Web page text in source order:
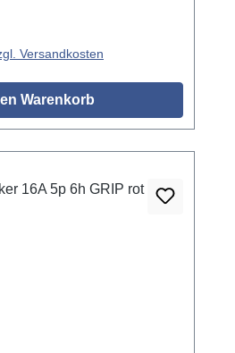
Versandkosten
Warenkorb